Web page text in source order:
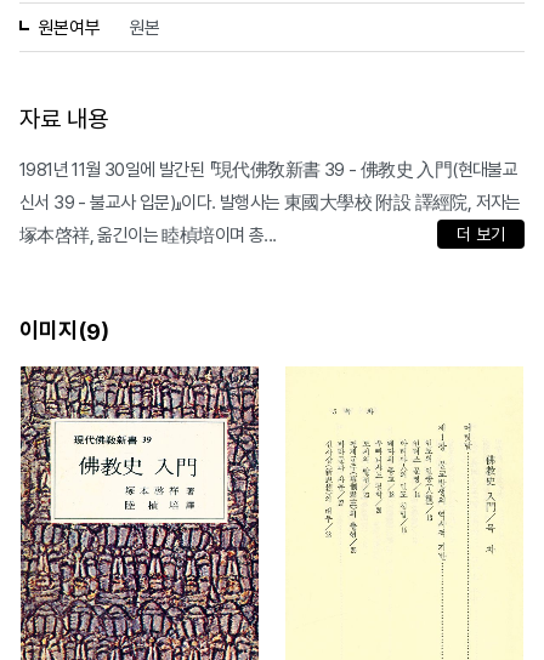
원본여부 원본
자료 내용
1981년 11월 30일에 발간된 『現代佛敎新書 39 - 佛教史 入門(현대불교
신서 39 - 불교사 입문)』이다. 발행사는 東國大學校 附設 譯經院, 저자는
塚本啓祥, 옮긴이는 睦楨培이며 총...
더 보기
이미지(9)